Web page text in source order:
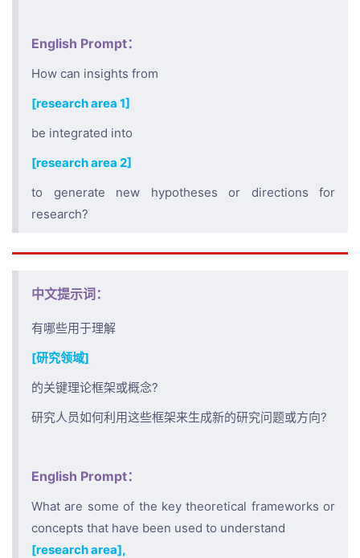
English Prompt：
How can insights from
[research area 1]
be integrated into
[research area 2]
to generate new hypotheses or directions for
research?
中文提示词：
有哪些用于理解
[研究领域]
的关键理论框架或概念?
研究人员如何利用这些框架来生成新的研究问题或方向?
English Prompt：
What are some of the key theoretical frameworks or
concepts that have been used to understand
[research area],